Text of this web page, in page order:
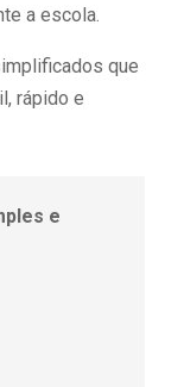
a escola.
que
rápido e
e